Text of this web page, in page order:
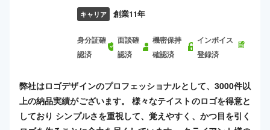
キャリア 創業11年
身分証確
認済
面談確
認済
機密保持
確認済
インボイス
登録済
弊社はロゴデザインのプロフェッショナルとして、3000件以
上の納品実績がございます。 様々なテイストのロゴを得意と
しており シンプルさを重視して、覚えやすく、かつ目を引く